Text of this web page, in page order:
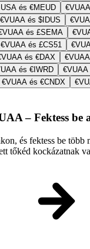
és €MEUD
€VUAA és $IDUS
és £SEMA
€VUAA és £CS51
és €DAX
és €IWRD
€VUAA és €CNDX
– Fektess be
és fektess be több
tőkéd kockázatnak